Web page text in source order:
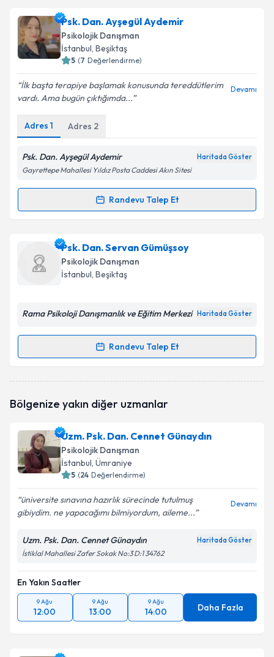
Psk. Dan. Ayşegül Aydemir
Psikolojik Danışman
İstanbul, Beşiktaş
5 (7 Değerlendirme)
İlk başta terapiye başlamak konusunda tereddütlerim
vardı. Ama bugün çıktığımda...
Devamı
Adres 1 Adres 2
Psk. Dan. Ayşegül Aydemir Haritada Göster
Gayrettepe Mahallesi Yıldız Posta Caddesi Akın Sitesi
Randevu Talep Et
Randevu Takvimi Talebi
Psk. Dan. Ayşegül Aydemiriçin randevu takvimi
talebi oluşturun. Size bu uzmandan randevu almanız
için bir takvim hazırlandığında e-posta ile
Metni'ni okudum ve kişisel verilerimin belirtilen
Takvim Talebini Gönder
Psk. Dan. Servan Gümüşsoy
Psikolojik Danışman
İstanbul, Beşiktaş
Rama Psikoloji Danışmanlık ve Eğitim Merkezi Haritada Göster
Randevu Talep Et
Randevu Takvimi Talebi
talebi oluşturun. Size bu uzmandan randevu almanız
bilgilendireceğiz.
E-posta Adresiniz
Kişisel verilerimin işlenmesine ilişkinAydınlatma
kapsamda işlenmesini kabul ediyorum.
Bölgenize yakın diğer uzmanlar
Uzm. Psk. Dan. Cennet Günaydın
Psikolojik Danışman
İstanbul, Ümraniye
5 (24 Değerlendirme)
üniversite sınavına hazırlık sürecinde tutulmuş
gibiydim. ne yapacağımı bilmiyordum, aileme...
Devamı
Uzm. Psk. Dan. Cennet Günaydın Haritada Göster
İstiklal Mahallesi Zafer Sokak No:3 D:1 34762
En Yakın Saatler
9 Ağu
12:00
9 Ağu
13:00
9 Ağu
14:00 Daha Fazla